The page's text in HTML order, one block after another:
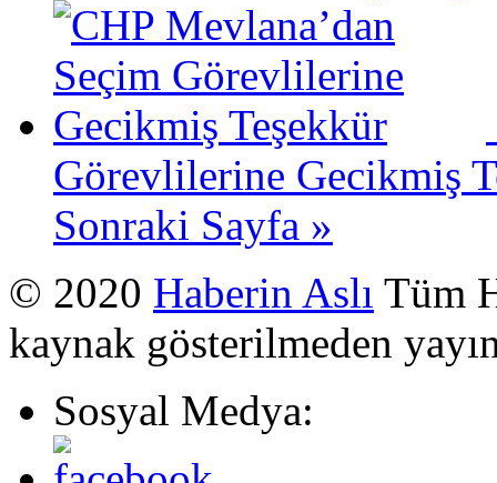
Görevlilerine Gecikmiş
Sonraki Sayfa »
© 2020 Haberin Aslı Tüm
kaynak gösterilmeden
Sosyal Medya: